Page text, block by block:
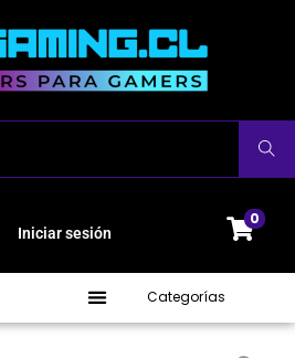
Buscar
Iniciar sesión
0
Categorías